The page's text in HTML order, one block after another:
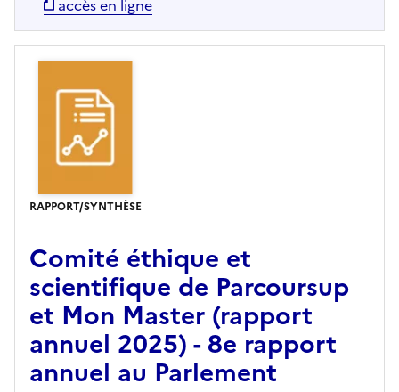
accès en ligne
RAPPORT/SYNTHÈSE
Comité éthique et
scientifique de Parcoursup
et Mon Master (rapport
annuel 2025) - 8e rapport
annuel au Parlement